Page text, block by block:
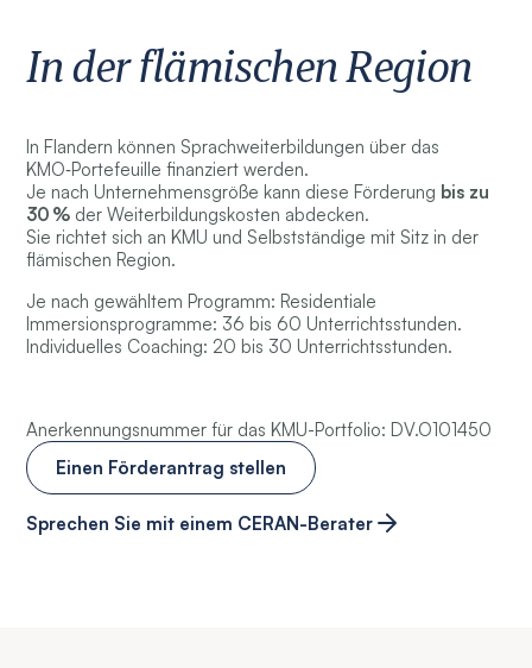
In der flämischen Region
In Flandern können Sprachweiterbildungen über das
KMO‑Portefeuille finanziert werden.
Je nach Unternehmensgröße kann diese Förderung bis zu
30 % der Weiterbildungskosten abdecken.
Sie richtet sich an KMU und Selbstständige mit Sitz in der
flämischen Region.
Je nach gewähltem Programm: Residentiale
Immersionsprogramme: 36 bis 60 Unterrichtsstunden.
Individuelles Coaching: 20 bis 30 Unterrichtsstunden.
Anerkennungsnummer für das KMU-Portfolio: DV.O101450
Einen Förderantrag stellen
Sprechen Sie mit einem CERAN-Berater